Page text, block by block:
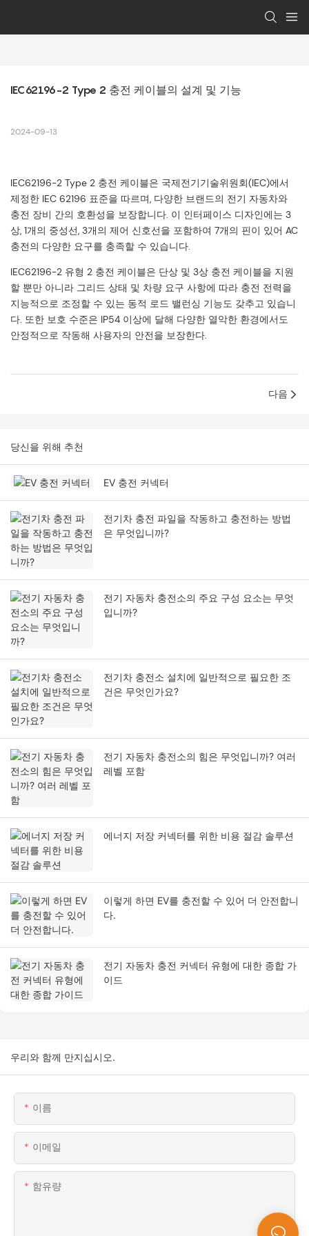
IEC62196-2 Type 2 충전 케이블의 설계 및 기능
2024-09-13
IEC62196-2 Type 2 충전 케이블은 국제전기기술위원회(IEC)에서
제정한 IEC 62196 표준을 따르며, 다양한 브랜드의 전기 자동차와
충전 장비 간의 호환성을 보장합니다. 이 인터페이스 디자인에는 3
상, 1개의 중성선, 3개의 제어 신호선을 포함하여 7개의 핀이 있어 AC
충전의 다양한 요구를 충족할 수 있습니다.
IEC62196-2 유형 2 충전 케이블은 단상 및 3상 충전 케이블을 지원
할 뿐만 아니라 그리드 상태 및 차량 요구 사항에 따라 충전 전력을
지능적으로 조정할 수 있는 동적 로드 밸런싱 기능도 갖추고 있습니
다. 또한 보호 수준은 IP54 이상에 달해 다양한 열악한 환경에서도
안정적으로 작동해 사용자의 안전을 보장한다.
다음
당신을 위해 추천
EV 충전 커넥터
전기차 충전 파일을 작동하고 충전하는 방법
은 무엇입니까?
전기 자동차 충전소의 주요 구성 요소는 무엇
입니까?
전기차 충전소 설치에 일반적으로 필요한 조
건은 무엇인가요?
전기 자동차 충전소의 힘은 무엇입니까? 여러
레벨 포함
에너지 저장 커넥터를 위한 비용 절감 솔루션
이렇게 하면 EV를 충전할 수 있어 더 안전합니
다.
전기 자동차 충전 커넥터 유형에 대한 종합 가
이드
우리와 함께 만지십시오.
이름
이메일
함유량